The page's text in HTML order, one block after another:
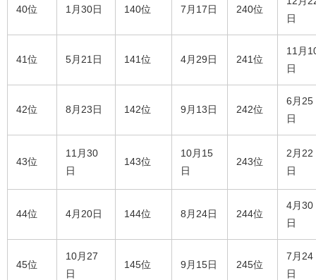
40位 1月30日 140位 7月17日 240位
日
41位 5月21日 141位 4月29日 241位
11月
日
42位 8月23日 142位 9月13日 242位
6月25
日
43位
11月30
日
143位
10月15
日
243位
2月22
日
44位 4月20日 144位 8月24日 244位
4月30
日
45位
10月27
日
145位 9月15日 245位
7月24
日